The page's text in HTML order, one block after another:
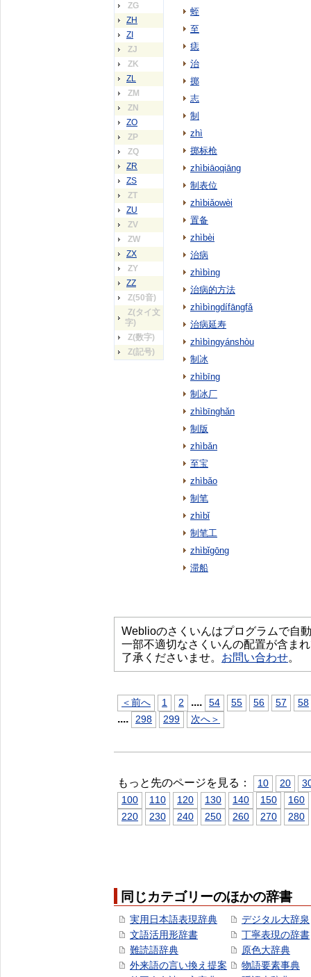
ZG
ZH
ZI
ZJ
ZK
ZL
ZM
ZN
ZO
ZP
ZQ
ZR
ZS
ZT
ZU
ZV
ZW
ZX
ZY
ZZ
Z(50音)
Z(タイ文
字)
Z(数字)
Z(記号)
蛭
至
痣
治
掷
志
制
zhì
掷标枪
zhìbiāoqiāng
制表位
zhìbiǎowèi
置备
zhìbèi
治病
zhìbìng
治病的方法
zhìbìngdífāngfǎ
治病延寿
zhìbìngyánshòu
制冰
zhìbīng
制冰厂
zhìbīnghǎn
制版
zhìbǎn
至宝
zhìbǎo
制笔
zhìbǐ
制笔工
zhìbǐgōng
滞船
Weblioのさくいんはプログラムで自
一部不適切なさくいんの配置が含ま
了承くださいませ。 お問い合わせ。
＜前へ 1 2 .... 54 55 56 57 58
.... 298 299 次へ＞
もっと先のページを見る： 10 20
100
110 120 130 140 150
160
220
230 240 250 260 270 280
同じカテゴリーのほかの辞書
実用日本語表現辞典
文語活用形辞書
難読語辞典
外来語の言い換え提案
デジタル大辞泉
丁寧表現の辞書
原色大辞典
物語要素事典